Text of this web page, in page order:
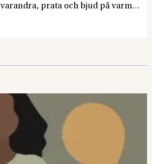
varandra, prata och bjud på varm
psykologen Per-Nicklas Olofsson.